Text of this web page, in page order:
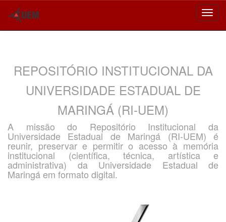
REPOSITÓRIO INSTITUCIONAL DA
UNIVERSIDADE ESTADUAL DE
MARINGÁ (RI-UEM)
A missão do Repositório Institucional da
Universidade Estadual de Maringá (RI-UEM) é
reunir, preservar e permitir o acesso à memória
institucional (científica, técnica, artística e
administrativa) da Universidade Estadual de
Maringá em formato digital.